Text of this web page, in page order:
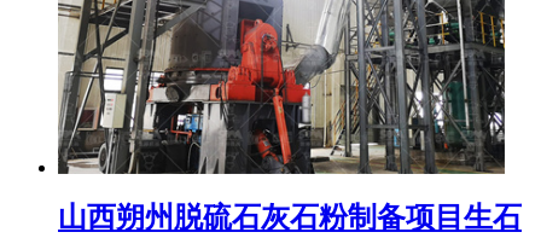
山西朔州脱硫石灰石粉制备项目生石